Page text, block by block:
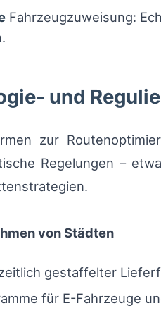
Fahrzeugzuweisung:
und
zur
Regelungen – etwa
von Städten
gestaffelter
für E-Fahrzeuge